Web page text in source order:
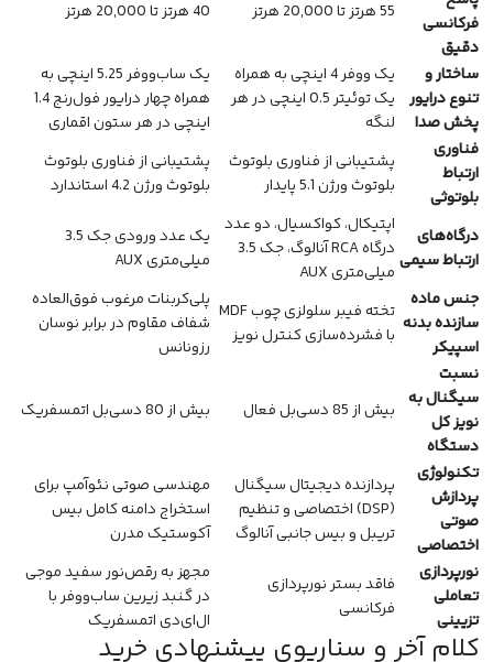
فرکانسی
دقیق
55 هرتز تا 20,000 هرتز 40 هرتز تا 20,000 هرتز
ساختار و
تنوع درایور
پخش صدا
یک ووفر 4 اینچی به همراه
یک توئیتر 0.5 اینچی در هر
لنگه
یک ساب‌ووفر 5.25 اینچی به
همراه چهار درایور فول‌رنج 1.4
اینچی در هر ستون اقماری
فناوری
ارتباط
بلوتوثی
پشتیبانی از فناوری بلوتوث
بلوتوث ورژن 5.1 پایدار
پشتیبانی از فناوری بلوتوث
بلوتوث ورژن 4.2 استاندارد
درگاه‌های
ارتباط سیمی
اپتیکال، کواکسیال، دو عدد
درگاه RCA آنالوگ، جک 3.5
میلی‌متری AUX
یک عدد ورودی جک 3.5
میلی‌متری AUX
جنس ماده
سازنده بدنه
اسپیکر
تخته فیبر سلولزی چوب MDF
با فشرده‌سازی کنترل نویز
پلی‌کربنات مرغوب فوق‌العاده
شفاف مقاوم در برابر نوسان
رزونانس
نسبت
سیگنال به
نویز کل
دستگاه
بیش از 85 دسی‌بل فعال بیش از 80 دسی‌بل اتمسفریک
تکنولوژی
پردازش
صوتی
اختصاصی
پردازنده دیجیتال سیگنال
(DSP) اختصاصی و تنظیم
تریبل و بیس جانبی آنالوگ
مهندسی صوتی نئوآمپ برای
استخراج دامنه کامل بیس
آکوستیک مدرن
نورپردازی
تعاملی
تزیینی
فاقد بستر نورپردازی
فرکانسی
مجهز به رقص‌نور سفید موجی
در گنبد زیرین ساب‌ووفر با
ال‌ای‌دی اتمسفریک
کلام آخر و سناریوی پیشنهادی خرید